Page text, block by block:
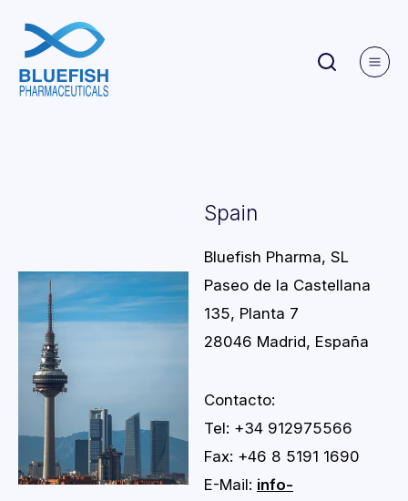
Spain
Bluefish Pharma, SL
Paseo de la Castellana
135, Planta 7
28046 Madrid, España
Contacto:
Tel: +34 912975566
Fax: +46 8 5191 1690
E-Mail: info-